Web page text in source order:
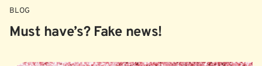
BLOG
Must have’s? Fake news!